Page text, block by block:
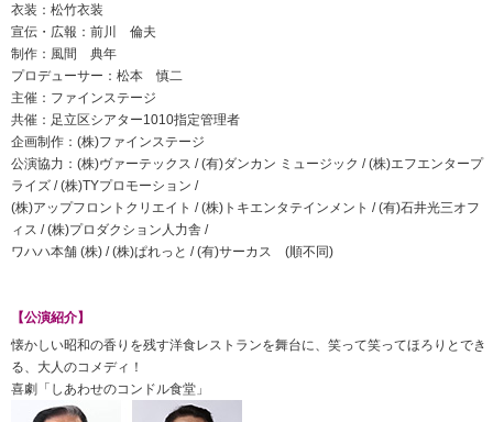
衣装：松竹衣装
宣伝・広報：前川 倫夫
制作：風間 典年
プロデューサー：松本 慎二
主催：ファインステージ
共催：足立区シアター1010指定管理者
企画制作：(株)ファインステージ
公演協力：(株)ヴァーテックス / (有)ダンカン ミュージック / (株)エフエンタープ
ライズ / (株)TYプロモーション /
(株)アップフロントクリエイト / (株)トキエンタテインメント / (有)石井光三オフ
ィス / (株)プロダクション人力舎 /
ワハハ本舗 (株) / (株)ぱれっと / (有)サーカス (順不同)
【公演紹介】
懐かしい昭和の香りを残す洋食レストランを舞台に、笑って笑ってほろりとでき
る、大人のコメディ！
喜劇「しあわせのコンドル食堂」